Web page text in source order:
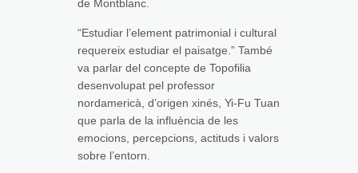
de Montblanc.
“Estudiar l’element patrimonial i cultural
requereix estudiar el paisatge.” També
va parlar del concepte de Topofilia
desenvolupat pel professor
nordamericà, d’origen xinés, Yi-Fu Tuan
que parla de la influència de les
emocions, percepcions, actituds i valors
sobre l’entorn.